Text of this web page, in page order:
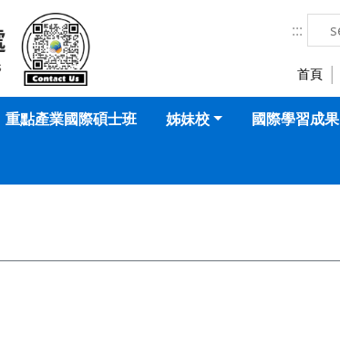
華梵大學-國際暨兩岸事務處 LOGO :::
首頁
重點產業國際碩士班 姊妹校 國際學習成果